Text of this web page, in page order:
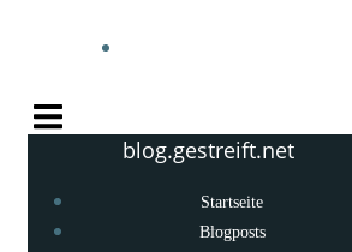
blog.gestreift.net
Startseite
Blogposts